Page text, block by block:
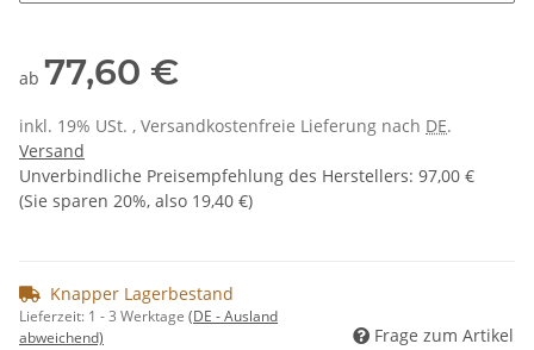
ab 77,60 €
inkl. 19% USt. , Versandkostenfreie Lieferung nach DE.
Versand
Unverbindliche Preisempfehlung des Herstellers: 97,00 €
(Sie sparen 20%, also 19,40 €)
Knapper Lagerbestand
Lieferzeit: 1 - 3 Werktage (DE - Ausland
abweichend)
Frage zum Artikel